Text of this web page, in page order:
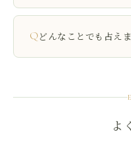
ご相談内容やお話しいた
安心してお話しください。
Qどんなことでも占え
せん。
よ